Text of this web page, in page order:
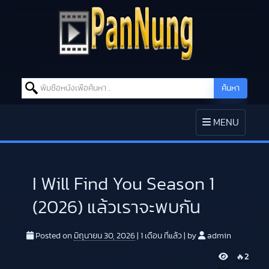
Search for: ค้นหา
TOGGLE
NAVIGATION
MENU
I Will Find You Season 1
(2026) แล้วเราจะพบกัน
Posted on มิถุนายน 30, 2026 1 เดือน ที่แล้ว by admin
V 🔥2